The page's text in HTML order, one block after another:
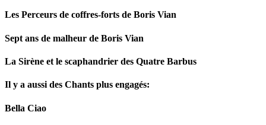
Les Perceurs de coffres-forts de Boris Vian
Sept ans de malheur de Boris Vian
La Sirène et le scaphandrier des Quatre Barbus
Il y a aussi des Chants plus engagés:
Bella Ciao